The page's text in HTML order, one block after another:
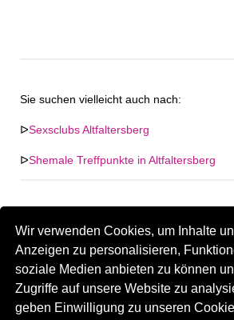
Wir verwenden Cookies, um Inhalte
Anzeigen zu personalisieren,
soziale Medien anbieten zu können
Zugriffe auf unsere Website zu
geben Einwilligung zu unseren
Sie suchen vielleicht auch nach:
ᐅSexsclubs Altfaltersberg
ᐅShemale Treffpunkte in Altfaltersberg
Keine Firma in "Altfaltersberg" gefunden.
von "Altfaltersberg".
250.04 km Gay Treffpunkt Greiz
Sind Sie oder kennen Sie eine(n) Gay